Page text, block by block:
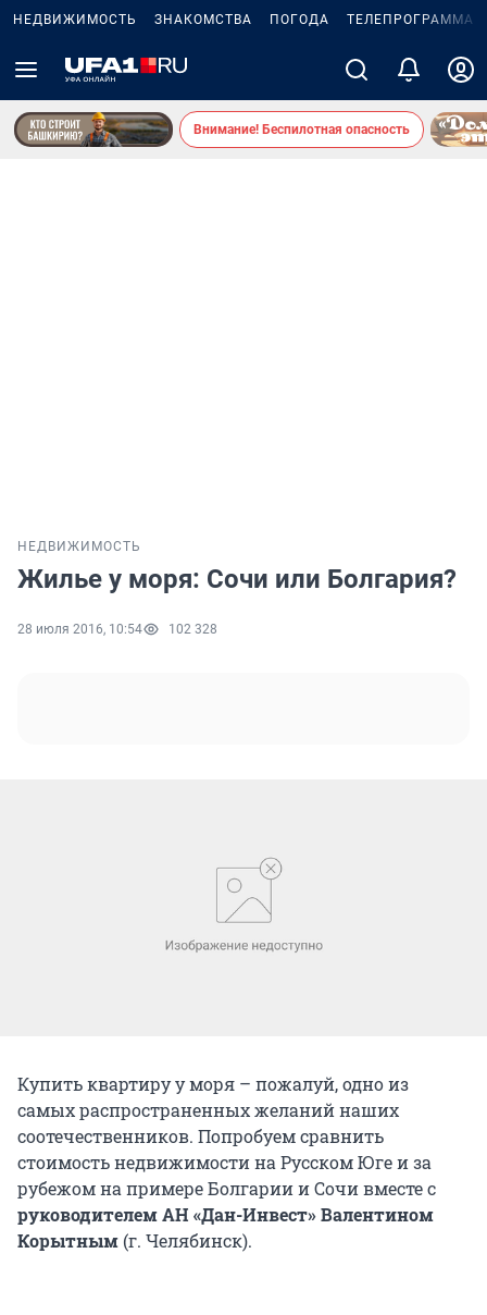
НЕДВИЖИМОСТЬ ЗНАКОМСТВА ПОГОДА ТЕЛЕПРОГРАММА
Внимание! Беспилотная опасность
НЕДВИЖИМОСТЬ
Жилье у моря: Сочи или Болгария?
28 июля 2016, 10:54 102 328
Купить квартиру у моря – пожалуй, одно из
самых распространенных желаний наших
соотечественников. Попробуем сравнить
стоимость недвижимости на Русском Юге и за
рубежом на примере Болгарии и Сочи вместе с
руководителем АН «Дан-Инвест» Валентином
Корытным (г. Челябинск).